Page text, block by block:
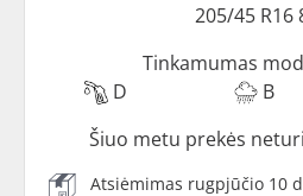
205/45 R16
Tinkamumas
D
B
Šiuo metu prekės
Atsiėmimas rugpjūčio 10